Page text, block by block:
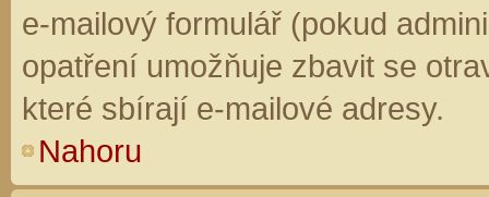
e-mailový formulář (pokud
opatření umožňuje zbavit se
které sbírají e-mailové adresy.
Nahoru